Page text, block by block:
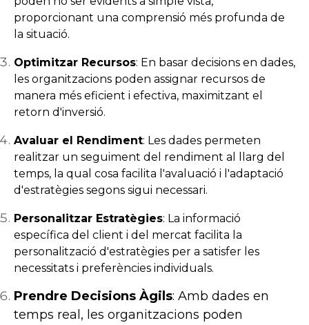
proporcionant una comprensió més profunda de
la situació.
Optimitzar Recursos: En basar decisions en dades,
les organitzacions poden assignar recursos de
manera més eficient i efectiva, maximitzant el
retorn d'inversió.
Avaluar el Rendiment: Les dades permeten
realitzar un seguiment del rendiment al llarg del
temps, la qual cosa facilita l'avaluació i l'adaptació
d'estratègies segons sigui necessari.
Personalitzar Estratègies: La informació
específica del client i del mercat facilita la
personalització d'estratègies per a satisfer les
necessitats i preferències individuals.
Prendre Decisions Àgils: Amb dades en
temps real, les organitzacions poden